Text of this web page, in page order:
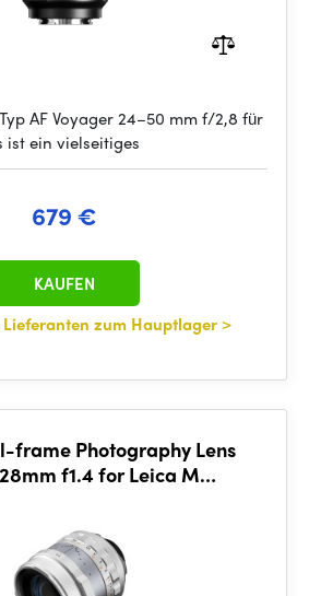
AF Voyager 24–50 mm f/2,8 für
ist ein vielseitiges
679 €
zum Hauptlager >
KAUFEN
frame Photography Lens
f1.4 for Leica M